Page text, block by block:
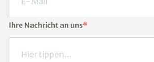
Ihre Nachricht an uns